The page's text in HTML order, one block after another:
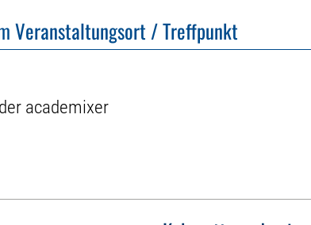
Veranstaltungsort / Treffpunkt
academixer